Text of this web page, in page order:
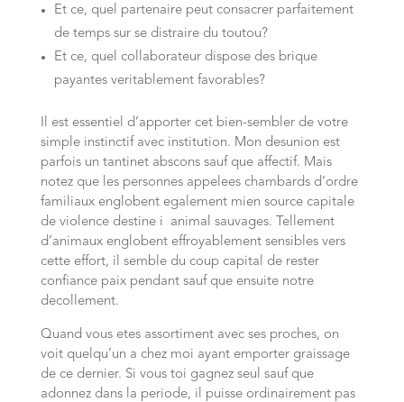
Et ce, quel partenaire peut consacrer parfaitement
de temps sur se distraire du toutou?
Et ce, quel collaborateur dispose des brique
payantes veritablement favorables?
Il est essentiel d’apporter cet bien-sembler de votre
simple instinctif avec institution. Mon desunion est
parfois un tantinet abscons sauf que affectif. Mais
notez que les personnes appelees chambards d’ordre
familiaux englobent egalement mien source capitale
de violence destine i animal sauvages. Tellement
d’animaux englobent effroyablement sensibles vers
cette effort, il semble du coup capital de rester
confiance paix pendant sauf que ensuite notre
decollement.
Quand vous etes assortiment avec ses proches, on
voit quelqu’un a chez moi ayant emporter graissage
de ce dernier. Si vous toi gagnez seul sauf que
adonnez dans la periode, il puisse ordinairement pas